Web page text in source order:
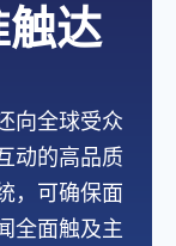
达
向全球受众
动的高品质
，可确保面
全面触及主